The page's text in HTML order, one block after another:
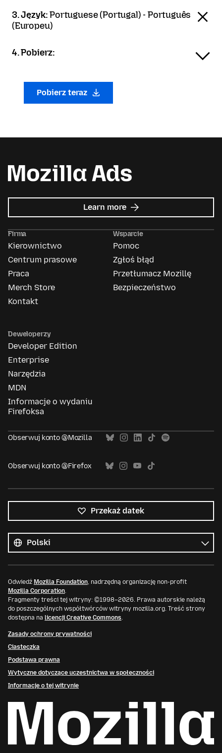
3. Język:Portuguese (Portugal) - Português
(Europeu)
4. Pobierz:
Pobierz teraz
Learn more about
Mozilla
Firma
Kierownictwo
Centrum prasowe
Praca
Merch Store
Kontakt
Wsparcie
Pomoc
Zgłoś błąd
Przetłumacz Mozillę
Bezpieczeństwo
Deweloperzy
Developer Edition
Enterprise
Narzędzia
MDN
Informacje o wydaniu
Firefoksa
Obserwuj konto @Mozilla
Obserwuj konto @Firefox
Przekaż datek
języki
Język
Odwiedź Mozilla Foundation, nadrzędną organizację non-profit
Mozilla Corporation.
Fragmenty treści tej witryny: ©1998–2026. Prawa autorskie należą
do poszczególnych współtwórców witryny mozilla.org. Treść strony
dostępna na licencji Creative Commons.
Zasady ochrony prywatności
Ciasteczka
Podstawa prawna
Wytyczne dotyczące uczestnictwa w społeczności
Informacje o tej witrynie